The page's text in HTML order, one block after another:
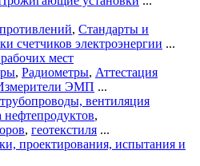
, Стандарты и
счетчиков электроэнергии ...
мест
, Радиометры, Аттестация
ЭМП ...
вентиляция
нефтепродуктов,
, геотекстиля ...
проектирования, испытания и